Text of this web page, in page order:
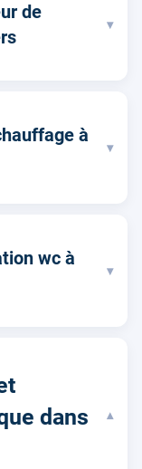
de
▾
à
▾
wc à
▾
dans
▾